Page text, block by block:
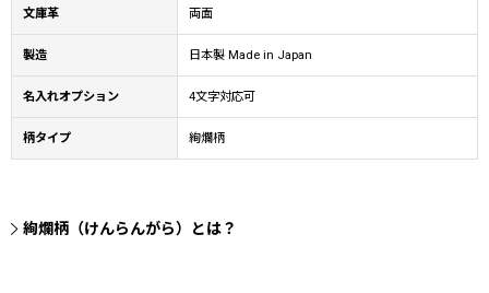
文庫革 両面
製造 日本製 Made in Japan
名入れオプション 4文字対応可
柄タイプ 絢爛柄
絢爛柄（けんらんがら）とは？